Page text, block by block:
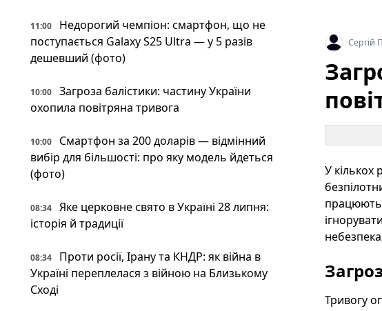
11:00
Недорогий чемпіон: смартфон, що не
поступається Galaxy S25 Ultra — у 5 разів
дешевший (фото)
10:00
Загроза балістики: частину України
охопила повітряна тривога
10:00
Смартфон за 200 доларів — відмінний
вибір для більшості: про яку модель йдеться
(фото)
08:34
Яке церковне свято в Україні 28 липня:
історія й традиції
08:34
Проти росії, Ірану та КНДР: як війна в
Україні переплелася з війною на Близькому
Сході
Сергій
У кількох
працюють
Тривогу